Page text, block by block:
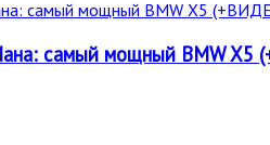
самый мощный BMW X5